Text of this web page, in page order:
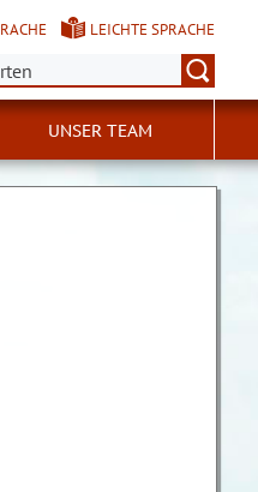
LEICHTE SPRACHE
UNSER TEAM